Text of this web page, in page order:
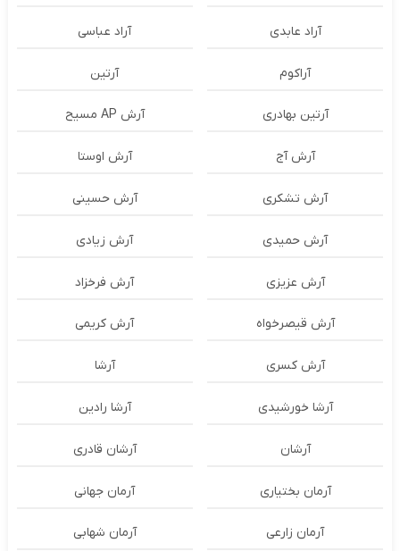
آراد عابدی آراد عباسی
آراکوم آرتین
آرتین بهادری آرش AP مسیح
آرش آج آرش اوستا
آرش تشکری آرش حسینی
آرش حمیدی آرش زیادی
آرش عزیزی آرش فرخزاد
آرش قیصرخواه آرش کریمی
آرش کسری آرشا
آرشا خورشیدی آرشا رادین
آرشان آرشان قادری
آرمان بختیاری آرمان جهانی
آرمان زارعی آرمان شهابی